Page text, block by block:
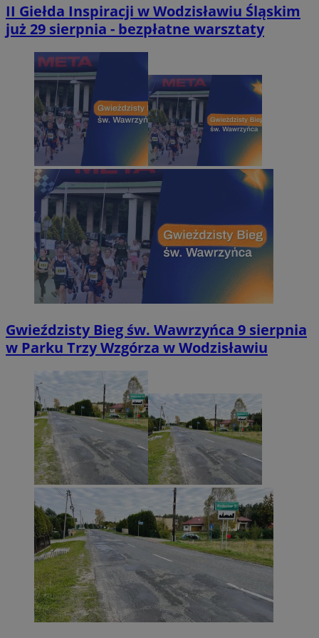
II Giełda Inspiracji w Wodzisławiu Śląskim
już 29 sierpnia - bezpłatne warsztaty
Gwieździsty Bieg św. Wawrzyńca 9 sierpnia
w Parku Trzy Wzgórza w Wodzisławiu